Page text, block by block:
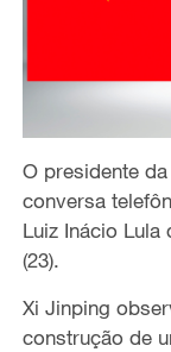
O presidente
conversa
Luiz Inácio Lula
(23).
Xi Jinping
construção de